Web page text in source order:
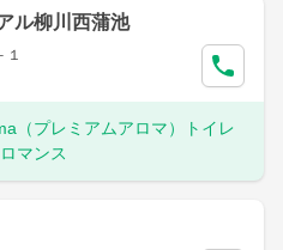
ル柳川西蒲池
１
（プレミアムアロマ）トイレ
マンス